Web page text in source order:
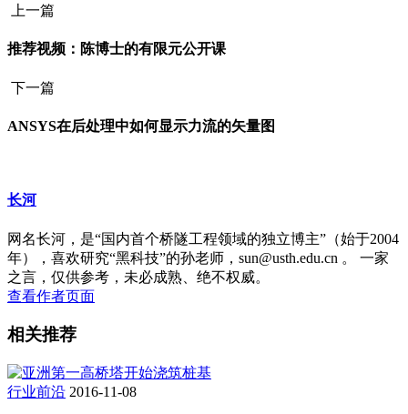
上一篇
推荐视频：陈博士的有限元公开课
下一篇
ANSYS在后处理中如何显示力流的矢量图
长河
网名长河，是“国内首个桥隧工程领域的独立博主”（始于2004
年），喜欢研究“黑科技”的孙老师，sun@usth.edu.cn 。 一家
之言，仅供参考，未必成熟、绝不权威。
查看作者页面
相关推荐
行业前沿 2016-11-08